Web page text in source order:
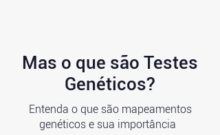
Mas o que são Testes
Genéticos?
Entenda o que são mapeamentos
genéticos e sua importância